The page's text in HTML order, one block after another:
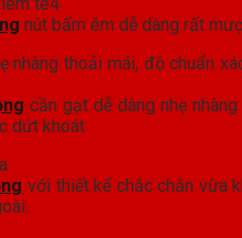
nút bấm êm dễ dàng rất
cần gạt dễ dàng nhẹ
dứt khoát
với thiết kế chắc chắn vừa